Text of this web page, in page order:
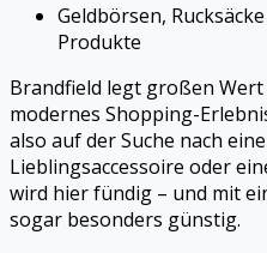
Geldbörsen,
Produkte
Brandfield legt großen
modernes Shopping-
also auf der Suche nach
Lieblingsaccessoire oder
wird hier fündig – und mit
sogar besonders günstig.